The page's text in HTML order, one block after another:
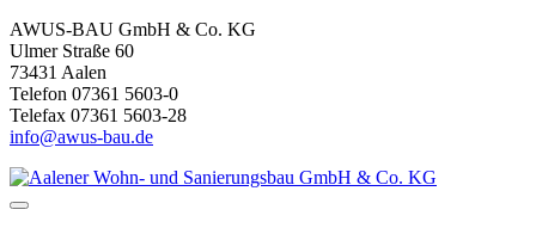
AWUS-BAU GmbH & Co. KG
Ulmer Straße 60
73431 Aalen
Telefon 07361 5603-0
Telefax 07361 5603-28
info@awus-bau.de